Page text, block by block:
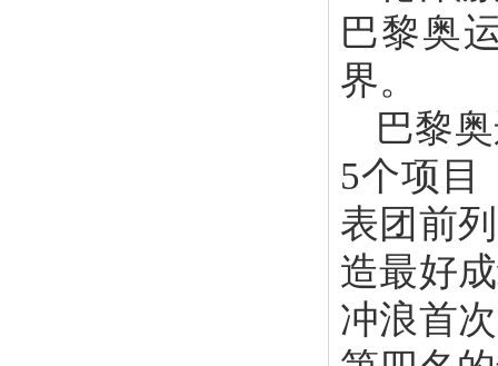
巴黎奥
界。
巴黎
5个项目
表团前
造最好
冲浪首